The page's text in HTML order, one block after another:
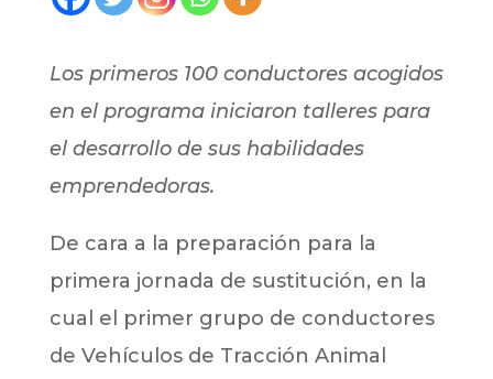
Los primeros 100 conductores acogidos
en el programa iniciaron talleres para
el desarrollo de sus habilidades
emprendedoras.
De cara a la preparación para la
primera jornada de sustitución, en la
cual el primer grupo de conductores
de Vehículos de Tracción Animal